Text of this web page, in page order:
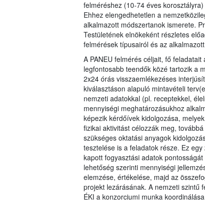
felméréshez (10-74 éves
Ehhez elengedhetetlen a
alkalmazott módszertanok ismerete.
Testületének elnökeként részletes
felmérések típusairól és az
A PANEU felmérés céljait, fő
legfontosabb teendők közé tartozik a
2x24 órás visszaemlékezéses
kiválasztáson alapuló mintavételi
nemzeti adatokkal (pl. receptekkel,
mennyiségi meghatározásukhoz
képezik kérdőívek kidolgozása,
fizikai aktivitást célozzák meg,
szükséges oktatási anyagok
tesztelése is a feladatok része. Ez
kapott fogyasztási adatok
lehetőség szerinti mennyiségi
elemzése, értékelése, majd az
projekt lezárásának. A nemzeti szintű
ÉKI a konzorciumi munka